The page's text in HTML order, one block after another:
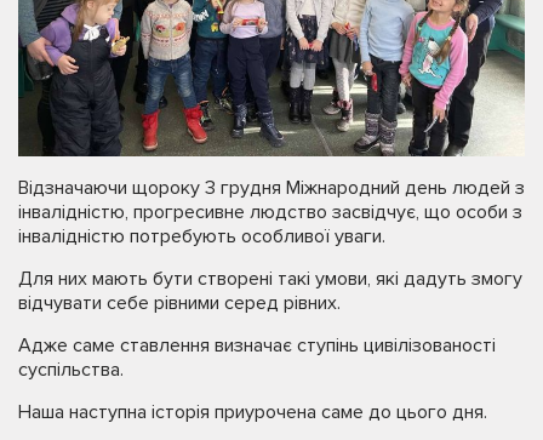
Відзначаючи щороку 3 грудня Міжнародний день людей з
інвалідністю, прогресивне людство засвідчує, що особи з
інвалідністю потребують особливої уваги.
Для них мають бути створені такі умови, які дадуть змогу
відчувати себе рівними серед рівних.
Адже саме ставлення визначає ступінь цивілізованості
суспільства.
Наша наступна історія приурочена саме до цього дня.